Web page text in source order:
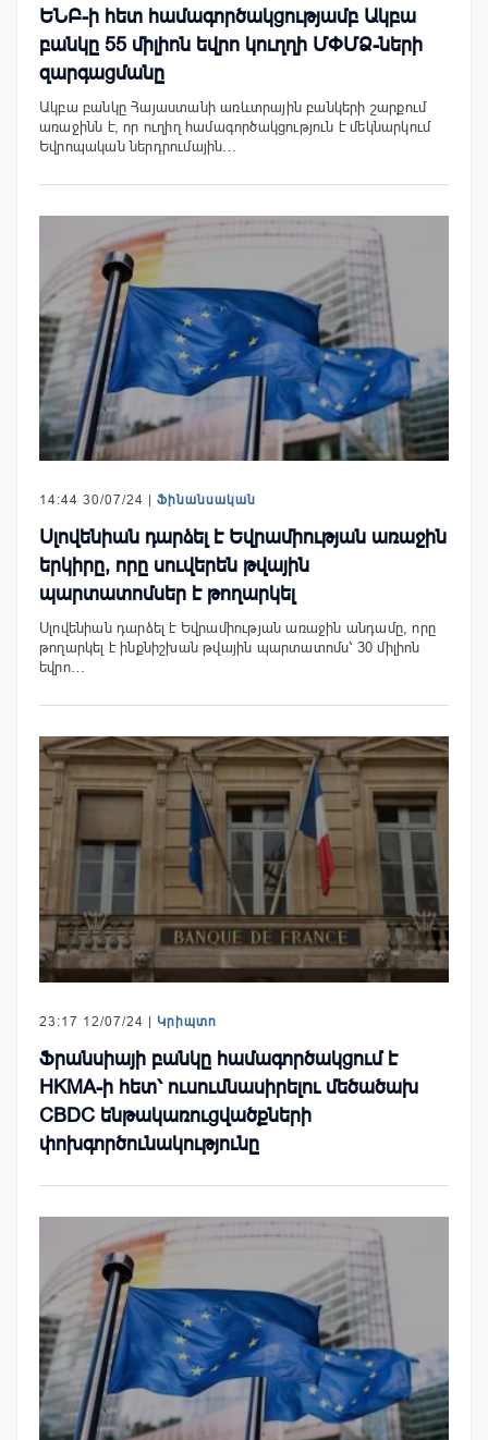
ԵՆԲ-ի հետ համագործակցությամբ Ակբա
բանկը 55 միլիոն եվրո կուղղի ՄՓՄՁ-ների
զարգացմանը
Ակբա բանկը Հայաստանի առևտրային բանկերի շարքում
առաջինն է, որ ուղիղ համագործակցություն է մեկնարկում
Եվրոպական ներդրումային…
14:44 30/07/24 | Ֆինանսական
Սլովենիան դարձել է Եվրամիության առաջին
երկիրը, որը սուվերեն թվային
պարտատոմսեր է թողարկել
Սլովենիան դարձել է Եվրամիության առաջին անդամը, որը
թողարկել է ինքնիշխան թվային պարտատոմս՝ 30 միլիոն
եվրո…
23:17 12/07/24 | Կրիպտո
Ֆրանսիայի բանկը համագործակցում է
HKMA-ի հետ՝ ուսումնասիրելու մեծածախ
CBDC ենթակառուցվածքների
փոխգործունակությունը